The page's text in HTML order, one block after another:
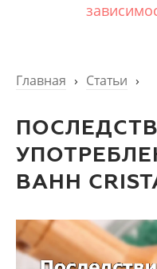
Главная › Статьи ›
ВАНН